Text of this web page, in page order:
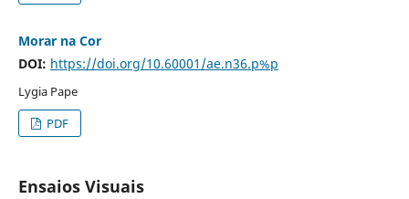
Morar na Cor
DOI: https://doi.org/10.60001/ae.n36.p%p
Lygia Pape
PDF
Ensaios Visuais